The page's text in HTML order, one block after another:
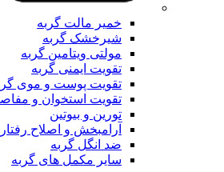
خمیر مالت گربه
شیرخشک گربه
مولتی ویتامین گربه
تقویت ایمنی گربه
تقویت پوست و موی
تقویت استخوان و
تورین و بیوتین
آرامبخش و اصلاح
ضد انگل گربه
سایر مکمل های گربه